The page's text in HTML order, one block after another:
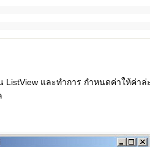
ListView และทำการ กำหนดค่าให้ค่า